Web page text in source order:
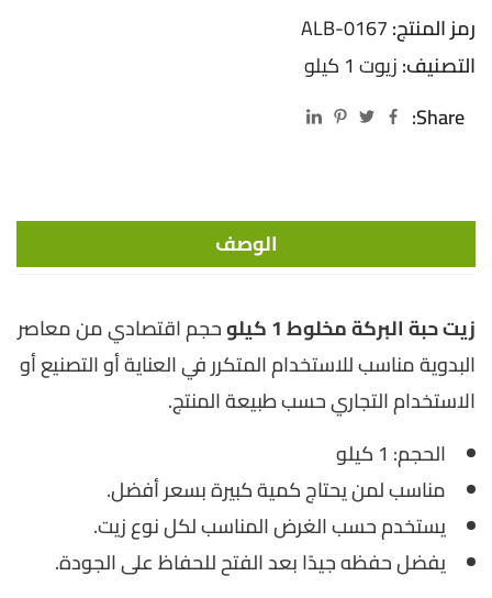
رمز المنتج:ALB-0167
التصنيف:زيوت 1 كيلو
Share:
الوصف
زيت حبة البركة مخلوط 1 كيلو
حجم اقتصادي من معاصر
البدوية مناسب للاستخدام المتكرر في العناية أو التصنيع أو
الاستخدام التجاري حسب طبيعة المنتج.
الحجم: 1 كيلو
مناسب لمن يحتاج كمية كبيرة بسعر أفضل.
يستخدم حسب الغرض المناسب لكل نوع زيت.
يفضل حفظه جيدًا بعد الفتح للحفاظ على الجودة.